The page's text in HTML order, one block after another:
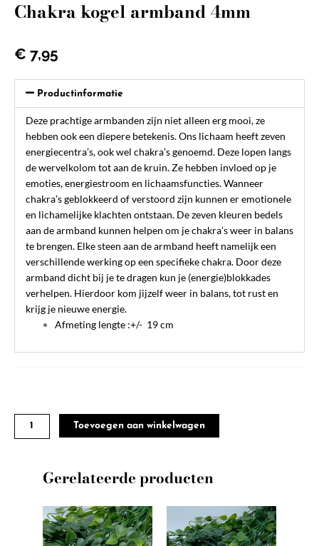
Chakra kogel armband 4mm
€ 7,95
Productinformatie
Deze prachtige armbanden zijn niet alleen erg mooi, ze
hebben ook een diepere betekenis. Ons lichaam heeft zeven
energiecentra’s, ook wel chakra’s genoemd. Deze lopen langs
de wervelkolom tot aan de kruin. Ze hebben invloed op je
emoties, energiestroom en lichaamsfuncties. Wanneer
chakra’s geblokkeerd of verstoord zijn kunnen er emotionele
en lichamelijke klachten ontstaan. De zeven kleuren bedels
aan de armband kunnen helpen om je chakra’s weer in balans
te brengen. Elke steen aan de armband heeft namelijk een
verschillende werking op een specifieke chakra. Door deze
armband dicht bij je te dragen kun je (energie)blokkades
verhelpen. Hierdoor kom jijzelf weer in balans, tot rust en
krijg je nieuwe energie.
Afmeting lengte :+/- 19 cm
kogel
Toevoegen aan winkelwagen
Gerelateerde producten